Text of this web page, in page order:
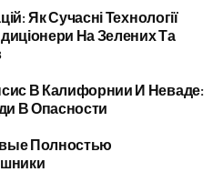
Як Сучасні Технології
На Зелених Та
В Калифорнии И Неваде:
В Опасности
Полностью